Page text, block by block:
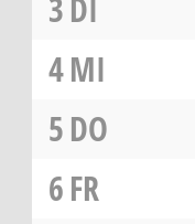
3 DI
4MI
5DO
6FR